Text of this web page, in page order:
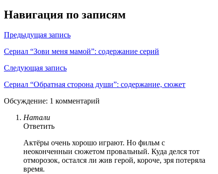
Навигация по записям
Предыдущая запись
Сериал “Зови меня мамой”: содержание серий
Следующая запись
Сериал “Обратная сторона души”: содержание, сюжет
Обсуждение: 1 комментарий
Натали
Ответить
Актёры очень хорошо играют. Но фильм с
неоконченныи сюжетом провальный. Куда делся тот
отморозок, остался ли жив герой, короче, зря потеряла
время.